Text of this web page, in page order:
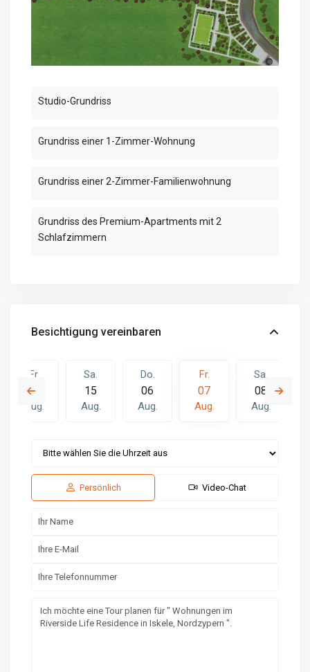
Studio-Grundriss
Grundriss einer 1-Zimmer-Wohnung
Grundriss einer 2-Zimmer-Familienwohnung
Grundriss des Premium-Apartments mit 2
Schlafzimmern
Besichtigung vereinbaren
Fr.
14
Aug.
Sa.
15
Aug.
Do.
06
Aug.
Fr.
07
Aug.
Sa.
08
Aug.
Fr.
Aug.
Sa.
Persönlich Video-Chat